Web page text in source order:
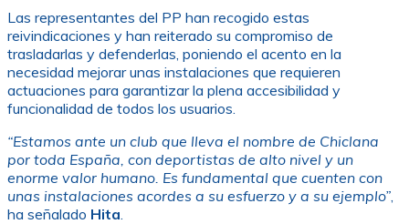
Las representantes del PP han recogido estas
reivindicaciones y han reiterado su compromiso de
trasladarlas y defenderlas, poniendo el acento en la
necesidad mejorar unas instalaciones que requieren
actuaciones para garantizar la plena accesibilidad y
funcionalidad de todos los usuarios.
“Estamos ante un club que lleva el nombre de Chiclana
por toda España, con deportistas de alto nivel y un
enorme valor humano. Es fundamental que cuenten con
unas instalaciones acordes a su esfuerzo y a su ejemplo”
ha señalado Hita